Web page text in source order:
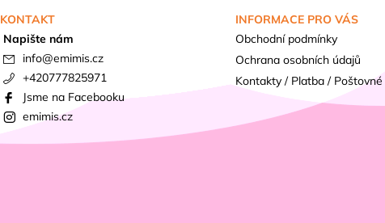
KONTAKT
Napište nám
info@emimis.cz
+420777825971
Jsme na Facebooku
emimis.cz
INFORMACE PRO VÁS
Obchodní podmínky
Ochrana osobních údajů
Kontakty / Platba / Poštovné